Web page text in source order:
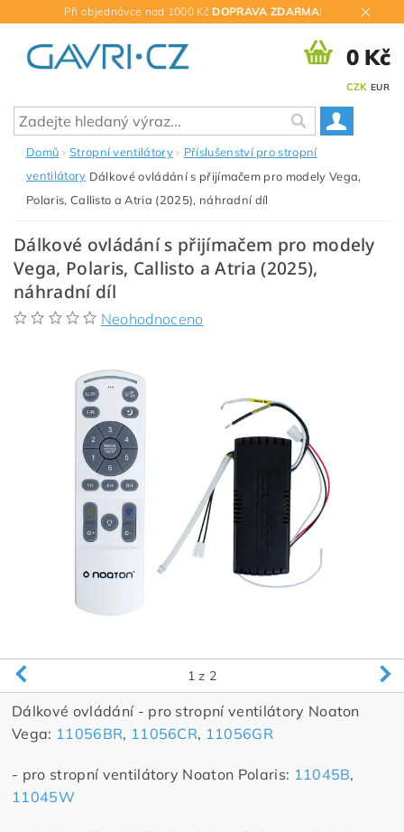
Při objednávce nad 1000 Kč DOPRAVA ZDARMA!
CZK EUR
0 Kč
Domů Stropní ventilátory
Příslušenství pro stropní
ventilátory Dálkové ovládání s přijímačem pro modely Vega,
Polaris, Callisto a Atria (2025), náhradní díl
Dálkové ovládání s přijímačem pro modely
Vega, Polaris, Callisto a Atria (2025),
náhradní díl
Neohodnoceno
1 z 2
Dálkové ovládání - pro stropní ventilátory Noaton
Vega: 11056BR, 11056CR, 11056GR
- pro stropní ventilátory Noaton Polaris: 11045B,
11045W